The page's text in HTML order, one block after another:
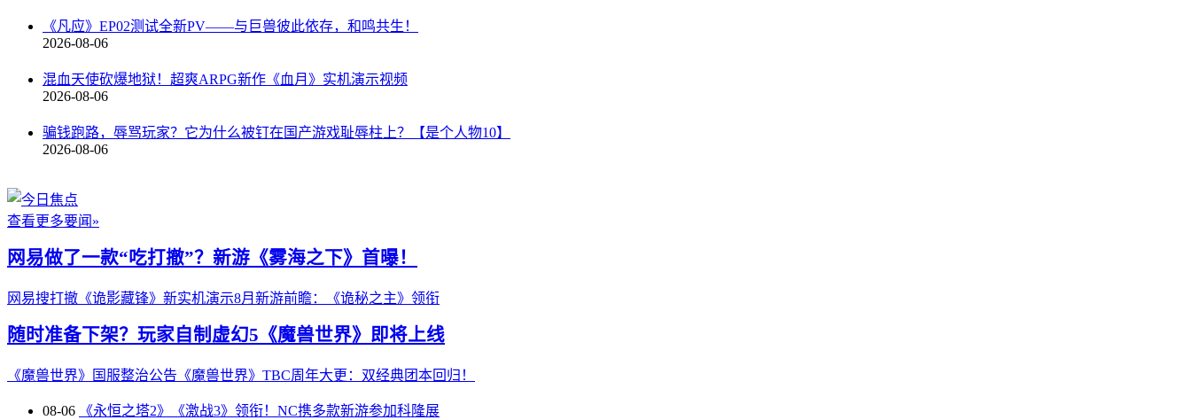
《凡应》EP02测试全新PV——与巨兽彼此依存，和鸣共生！
2026-08-06
混血天使砍爆地狱！超爽ARPG新作《血月》实机演示视频
2026-08-06
骗钱跑路，辱骂玩家？它为什么被钉在国产游戏耻辱柱上？【是个人物10】
2026-08-06
查看更多要闻»
网易做了一款“吃打撤”？新游《雾海之下》首曝！
网易搜打撤《诡影藏锋》新实机演示8月新游前瞻：《诡秘之主》领衔
随时准备下架？玩家自制虚幻5《魔兽世界》即将上线
《魔兽世界》国服整治公告 《魔兽世界》TBC周年大更：双经典团本回归！
08-06
《永恒之塔2》《激战3》领衔！NC携多款新游参加科隆展